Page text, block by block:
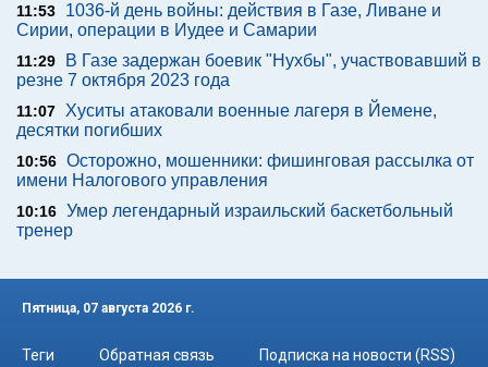
11:53
1036-й день войны: действия в Газе, Ливане и
Сирии, операции в Иудее и Самарии
11:29
В Газе задержан боевик "Нухбы", участвовавший в
резне 7 октября 2023 года
11:07
Хуситы атаковали военные лагеря в Йемене,
десятки погибших
10:56 Осторожно, мошенники: фишинговая рассылка от
имени Налогового управления
10:16 Умер легендарный израильский баскетбольный
тренер
Пятница, 07 августа 2026 г.
Теги Обратная связь Подписка на новости (RSS)